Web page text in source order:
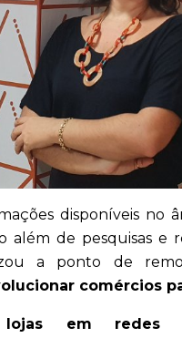
disponíveis no
de pesquisas e
a ponto de
comércios
em redes